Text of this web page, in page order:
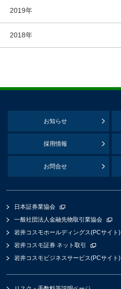
2019年
2018年
お知らせ
採用情報
お問合せ
日本証券業協会
一般社団法人金融先物取引業協会
岩井コスモホールディングス(PCサイト)
岩井コスモ証券 ネット取引
岩井コスモビジネスサービス(PCサイト)